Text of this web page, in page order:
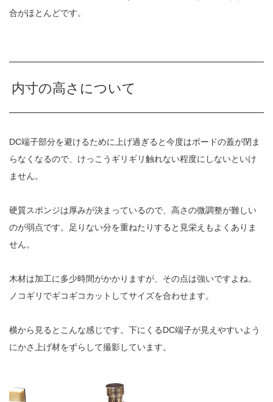
合がほとんどです。
内寸の高さについて
DC端子部分を避けるために上げ過ぎると今度はボードの蓋が閉ま
らなくなるので、けっこうギリギリ触れない程度にしないといけ
ません。
硬質スポンジは厚みが決まっているので、高さの微調整が難しい
のが弱点です。足りない分を重ねたりすると見栄えもよくありま
せん。
木材は加工に多少時間がかかりますが、その点は強いですよね。
ノコギリでギコギコカットしてサイズを合わせます。
横から見るとこんな感じです。下にくるDC端子が見えやすいよう
にかさ上げ材をずらして撮影しています。